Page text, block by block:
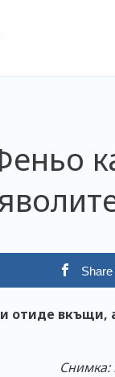
Share
отиде вкъщи,